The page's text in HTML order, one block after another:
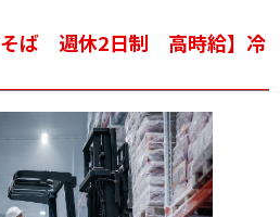
そば 週休2日制 高時給】冷